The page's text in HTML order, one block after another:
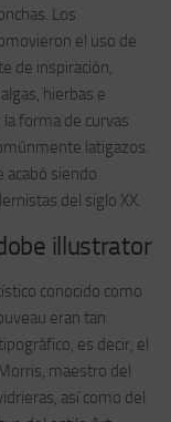
Los
el uso de
de inspiración,
hierbas e
forma de curvas
latigazos.
siendo
del siglo XX.
illustrator
conocido como
eran tan
es decir, el
maestro del
así como del